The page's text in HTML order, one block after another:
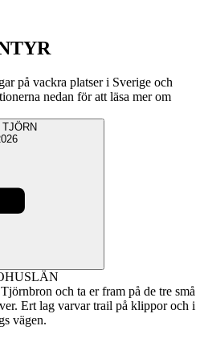
på vackra platser i Sverige och
nedan för att läsa mer om
och ta er fram på de tre små
Ert lag varvar trail på klippor och i
vägen.